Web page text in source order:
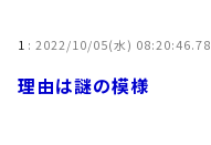
1 : 2022/10/05(水) 08:20:46.78
理由は謎の模様